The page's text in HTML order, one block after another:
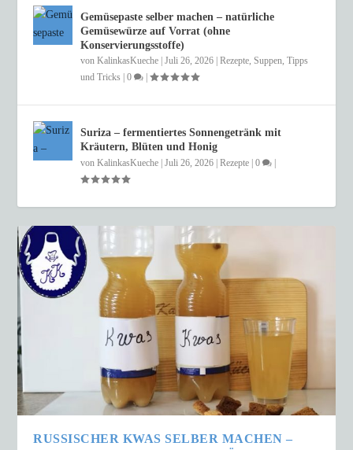
Gemüsepaste selber machen – natürliche
Gemüsewürze auf Vorrat (ohne
Konservierungsstoffe)
vonKalinkasKueche |Juli 26, 2026 |Rezepte ,Suppen ,Tipps
und Tricks |0 |
Suriza – fermentiertes Sonnengetränk mit
Kräutern, Blüten und Honig
vonKalinkasKueche |Juli 26, 2026 |Rezepte |0 |
RUSSISCHER KWAS SELBER MACHEN –